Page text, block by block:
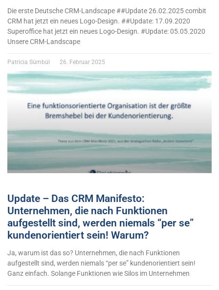
Die erste Deutsche CRM-Landscape ##Update 26.02.2025 combit
CRM hat jetzt ein neues Logo-Design. ##Update: 17.09.2020
Superoffice hat jetzt ein neues Logo-Design. #Update: 05.05.2020
Unsere CRM-Landscape
Patricia Sümbül 26. Februar 2025
Update – Das CRM Manifesto:
Unternehmen, die nach Funktionen
aufgestellt sind, werden niemals “per se”
kundenorientiert sein! Warum?
Ja, warum ist das so? Unternehmen, die nach Funktionen
aufgestellt sind, werden niemals “per se” kundenorientiert sein!
Ganz einfach. Solange Funktionen wie Silos im Unternehmen